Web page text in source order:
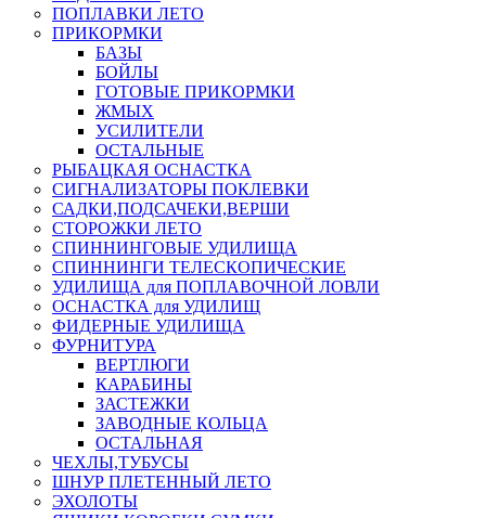
ПОПЛАВКИ ЛЕТО
ПРИКОРМКИ
БАЗЫ
БОЙЛЫ
ГОТОВЫЕ ПРИКОРМКИ
ЖМЫХ
УСИЛИТЕЛИ
ОСТАЛЬНЫЕ
РЫБАЦКАЯ ОСНАСТКА
СИГНАЛИЗАТОРЫ ПОКЛЕВКИ
САДКИ,ПОДСАЧЕКИ,ВЕРШИ
СТОРОЖКИ ЛЕТО
СПИННИНГОВЫЕ УДИЛИЩА
СПИННИНГИ ТЕЛЕСКОПИЧЕСКИЕ
УДИЛИЩА для ПОПЛАВОЧНОЙ ЛОВЛИ
ОСНАСТКА для УДИЛИЩ
ФИДЕРНЫЕ УДИЛИЩА
ФУРНИТУРА
ВЕРТЛЮГИ
КАРАБИНЫ
ЗАСТЕЖКИ
ЗАВОДНЫЕ КОЛЬЦА
ОСТАЛЬНАЯ
ЧЕХЛЫ,ТУБУСЫ
ШНУР ПЛЕТЕННЫЙ ЛЕТО
ЭХОЛОТЫ